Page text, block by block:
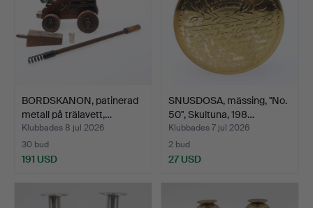
BORDSKANON, patinerad
metall på trälavett,…
Klubbades 8 jul 2026
30 bud
191 USD
SNUSDOSA, mässing, "No.
50", Skultuna, 198…
Klubbades 7 jul 2026
2 bud
27 USD